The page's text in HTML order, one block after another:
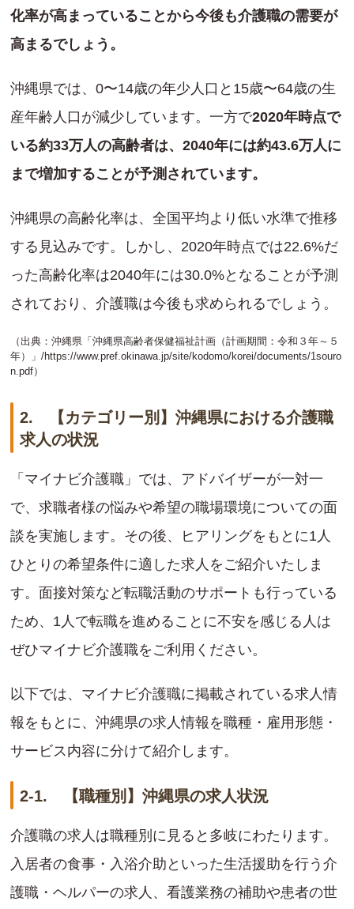
化率が高まっていることから今後も介護職の需要が
高まるでしょう。
沖縄県では、0〜14歳の年少人口と15歳〜64歳の生
産年齢人口が減少しています。一方で2020年時点で
いる約33万人の高齢者は、2040年には約43.6万人に
まで増加することが予測されています。
沖縄県の高齢化率は、全国平均より低い水準で推移
する見込みです。しかし、2020年時点では22.6%だ
った高齢化率は2040年には30.0%となることが予測
されており、介護職は今後も求められるでしょう。
（出典：沖縄県「沖縄県高齢者保健福祉計画（計画期間：令和３年～５
年）」/https://www.pref.okinawa.jp/site/kodomo/korei/documents/1souro
n.pdf）
2. 【カテゴリー別】沖縄県における介護職
求人の状況
「マイナビ介護職」では、アドバイザーが一対一
で、求職者様の悩みや希望の職場環境についての面
談を実施します。その後、ヒアリングをもとに1人
ひとりの希望条件に適した求人をご紹介いたしま
す。面接対策など転職活動のサポートも行っている
ため、1人で転職を進めることに不安を感じる人は
ぜひマイナビ介護職をご利用ください。
以下では、マイナビ介護職に掲載されている求人情
報をもとに、沖縄県の求人情報を職種・雇用形態・
サービス内容に分けて紹介します。
2-1. 【職種別】沖縄県の求人状況
介護職の求人は職種別に見ると多岐にわたります。
入居者の食事・入浴介助といった生活援助を行う介
護職・ヘルパーの求人、看護業務の補助や患者の世